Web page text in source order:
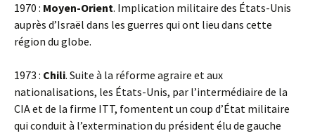
1970 : Moyen-Orient. Implication militaire des États-Unis
auprès d’Israël dans les guerres qui ont lieu dans cette
région du globe.
1973 : Chili. Suite à la réforme agraire et aux
nationalisations, les États-Unis, par l’intermédiaire de la
CIA et de la firme ITT, fomentent un coup d’État militaire
qui conduit à l’extermination du président élu de gauche